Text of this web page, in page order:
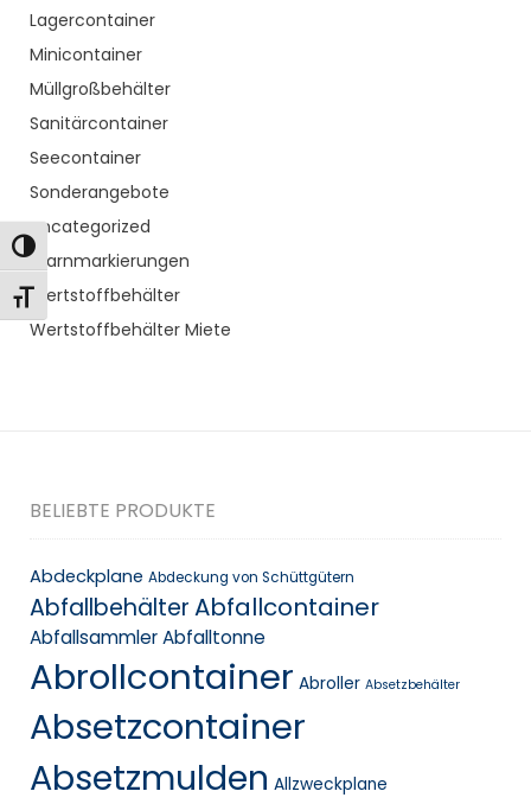
Toggle High Contrast
Toggle Font size
Lagercontainer
Minicontainer
Müllgroßbehälter
Sanitärcontainer
Seecontainer
Sonderangebote
Uncategorized
Warnmarkierungen
Wertstoffbehälter
Wertstoffbehälter Miete
BELIEBTE PRODUKTE
Abdeckplane Abdeckung von Schüttgütern
AbfallbehälterAbfallcontainer
AbfallsammlerAbfalltonne
Abrollcontainer Abroller Absetzbehälter
Absetzcontainer
Absetzmulden Allzweckplane